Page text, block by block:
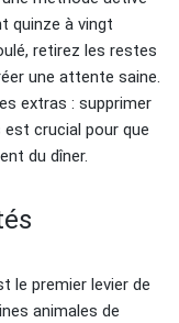
quinze à vingt
retirez les restes
une attente saine.
extras : supprimer
crucial pour que
du dîner.
le premier levier de
animales de